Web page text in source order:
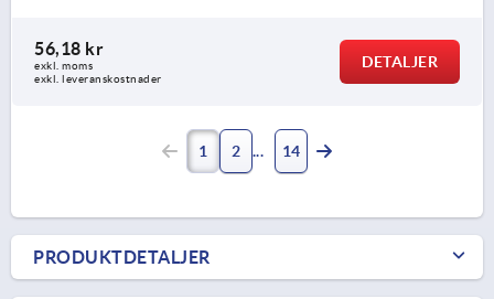
56,18 kr
exkl. moms
exkl. leveranskostnader
DETALJER
1 2 14
PRODUKTDETALJER